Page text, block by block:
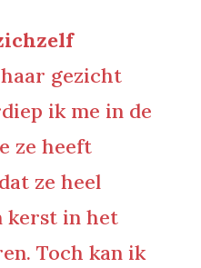
gezicht
ik me in de
ze heeft
ze heel
kerst in het
Toch kan ik